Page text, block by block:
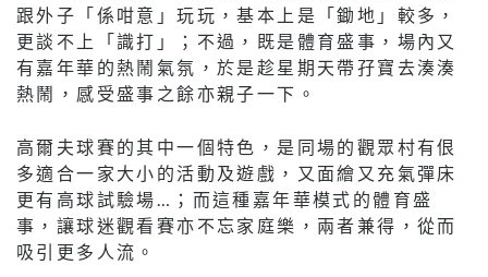
跟外子「係咁意」玩玩，基本上是「鋤地」較多，
更談不上「識打」；不過，既是體育盛事，場內又
有嘉年華的熱鬧氣氛，於是趁星期天帶孖寶去湊湊
熱鬧，感受盛事之餘亦親子一下。
高爾夫球賽的其中一個特色，是同場的觀眾村有佷
多適合一家大小的活動及遊戲，又面繪又充氣彈床
更有高球試驗場…；而這種嘉年華模式的體育盛
事，讓球迷觀看賽亦不忘家庭樂，兩者兼得，從而
吸引更多人流。